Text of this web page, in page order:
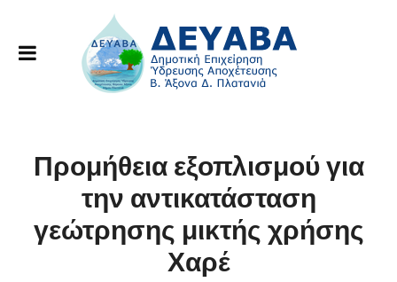
Προμήθεια εξοπλισμού για
την αντικατάσταση
γεώτρησης μικτής χρήσης
Χαρέ